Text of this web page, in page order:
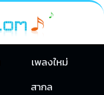
เพลงใหม่
สากล